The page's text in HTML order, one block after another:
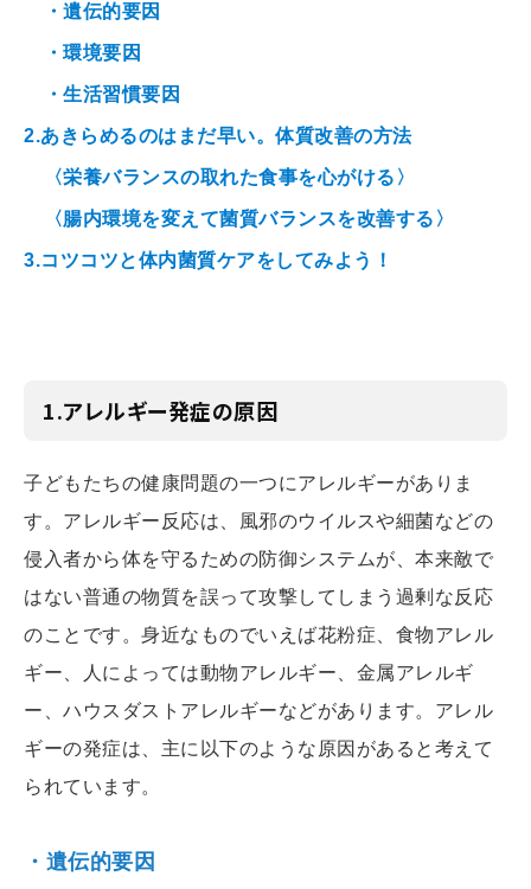
・遺伝的要因
・環境要因
・生活習慣要因
2.あきらめるのはまだ早い。体質改善の方法
〈栄養バランスの取れた食事を心がける〉
〈腸内環境を変えて菌質バランスを改善する〉
3.コツコツと体内菌質ケアをしてみよう！
1.アレルギー発症の原因
子どもたちの健康問題の一つにアレルギーがありま
す。アレルギー反応は、風邪のウイルスや細菌などの
侵入者から体を守るための防御システムが、本来敵で
はない普通の物質を誤って攻撃してしまう過剰な反応
のことです。身近なものでいえば花粉症、食物アレル
ギー、人によっては動物アレルギー、金属アレルギ
ー、ハウスダストアレルギーなどがあります。アレル
ギーの発症は、主に以下のような原因があると考えて
られています。
・遺伝的要因